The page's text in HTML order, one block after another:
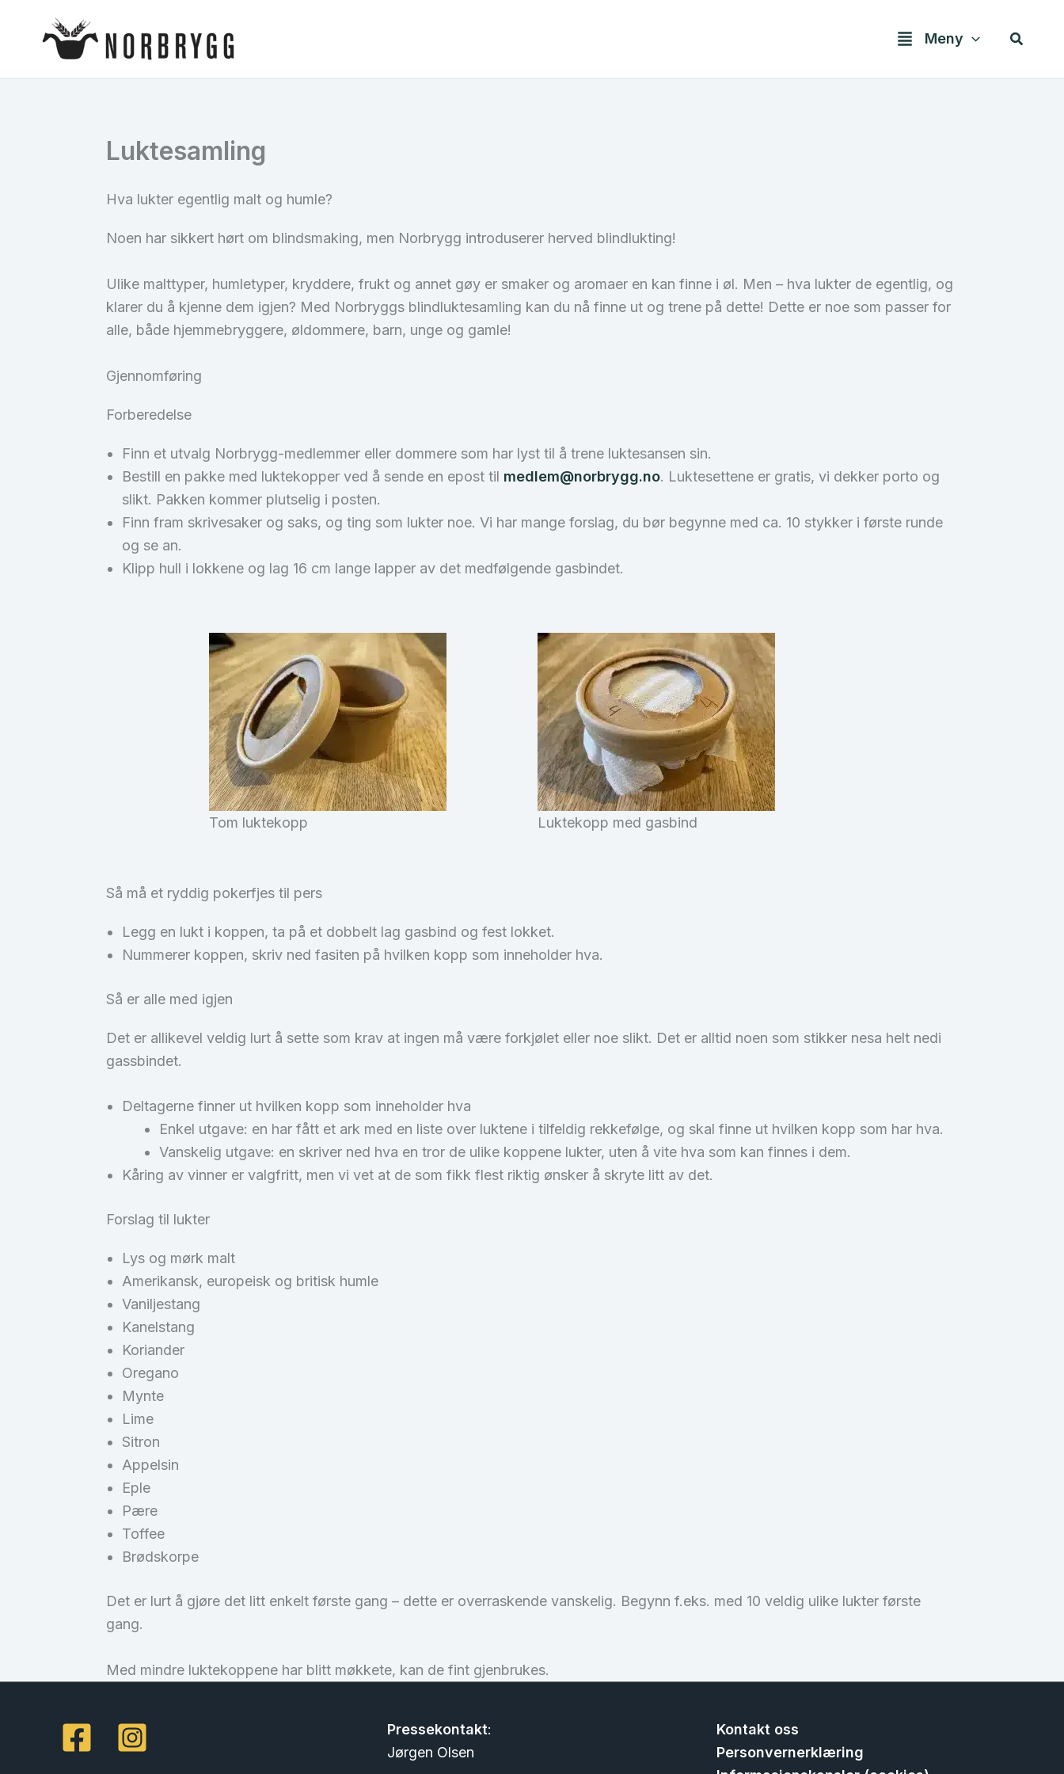
Meny Søk
Luktesamling
Hva lukter egentlig malt og humle?
Noen har sikkert hørt om blindsmaking, men Norbrygg introduserer herved blindlukting!
Ulike malttyper, humletyper, kryddere, frukt og annet gøy er smaker og aromaer en kan finne i øl. Men – hva lukter de egentlig, og
klarer du å kjenne dem igjen? Med Norbryggs blindluktesamling kan du nå finne ut og trene på dette! Dette er noe som passer for
alle, både hjemmebryggere, øldommere, barn, unge og gamle!
Gjennomføring
Forberedelse
Finn et utvalg Norbrygg-medlemmer eller dommere som har lyst til å trene luktesansen sin.
Bestill en pakke med luktekopper ved å sende en epost til medlem@norbrygg.no. Luktesettene er gratis, vi dekker porto og
slikt. Pakken kommer plutselig i posten.
Finn fram skrivesaker og saks, og ting som lukter noe. Vi har mange forslag, du bør begynne med ca. 10 stykker i første runde
og se an.
Klipp hull i lokkene og lag 16 cm lange lapper av det medfølgende gasbindet.
Tom luktekopp Luktekopp med gasbind
Så må et ryddig pokerfjes til pers
Legg en lukt i koppen, ta på et dobbelt lag gasbind og fest lokket.
Nummerer koppen, skriv ned fasiten på hvilken kopp som inneholder hva.
Så er alle med igjen
Det er allikevel veldig lurt å sette som krav at ingen må være forkjølet eller noe slikt. Det er alltid noen som stikker nesa helt nedi
gassbindet.
Deltagerne finner ut hvilken kopp som inneholder hva
Enkel utgave: en har fått et ark med en liste over luktene i tilfeldig rekkefølge, og skal finne ut hvilken kopp som har hva.
Vanskelig utgave: en skriver ned hva en tror de ulike koppene lukter, uten å vite hva som kan finnes i dem.
Kåring av vinner er valgfritt, men vi vet at de som fikk flest riktig ønsker å skryte litt av det.
Forslag til lukter
Lys og mørk malt
Amerikansk, europeisk og britisk humle
Vaniljestang
Kanelstang
Koriander
Oregano
Mynte
Lime
Sitron
Appelsin
Eple
Pære
Toffee
Brødskorpe
Det er lurt å gjøre det litt enkelt første gang – dette er overraskende vanskelig. Begynn f.eks. med 10 veldig ulike lukter første
gang.
Med mindre luktekoppene har blitt møkkete, kan de fint gjenbrukes.
Pressekontakt:
Jørgen Olsen
Kontakt oss
Personvernerklæring